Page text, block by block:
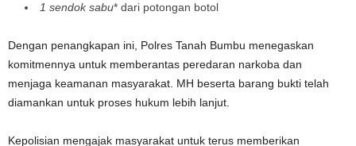
1 sendok sabu* dari potongan botol
Dengan penangkapan ini, Polres Tanah Bumbu menegaskan
komitmennya untuk memberantas peredaran narkoba dan
menjaga keamanan masyarakat. MH beserta barang bukti telah
diamankan untuk proses hukum lebih lanjut.
Kepolisian mengajak masyarakat untuk terus memberikan